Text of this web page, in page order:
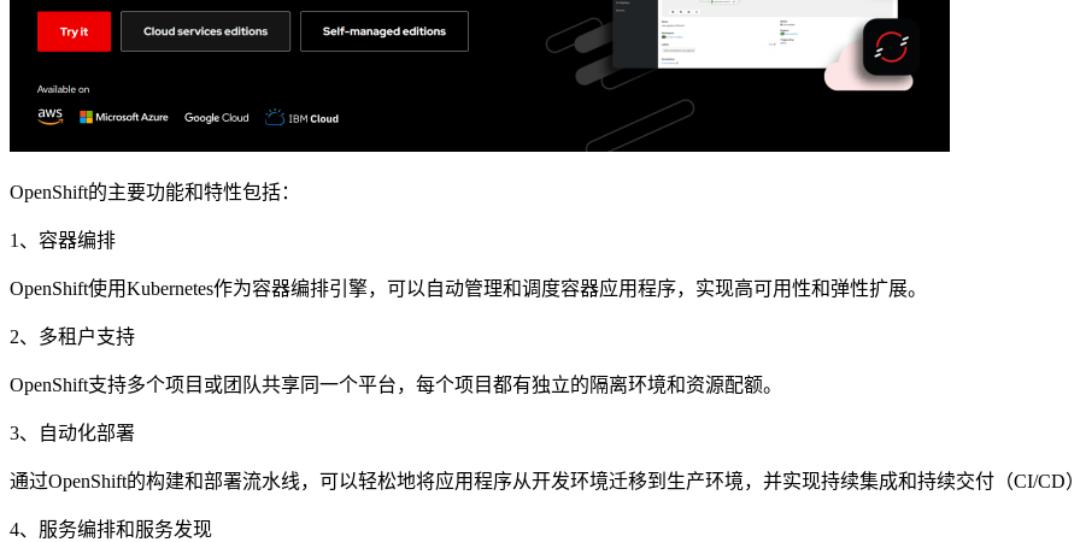
OpenShift的主要功能和特性包括：
1、容器编排
OpenShift使用Kubernetes作为容器编排引擎，可以自动管理和调度容器应用程序，实现高可用性和弹性扩展。
2、多租户支持
OpenShift支持多个项目或团队共享同一个平台，每个项目都有独立的隔离环境和资源配额。
3、自动化部署
通过OpenShift的构建和部署流水线，可以轻松地将应用程序从开发环境迁移到生产环境，并实现持续集成和持续交付（CI/CD）
4、服务编排和服务发现